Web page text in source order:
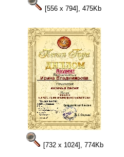
[556 x 794], 475Kb
[732 x 1024], 774Kb